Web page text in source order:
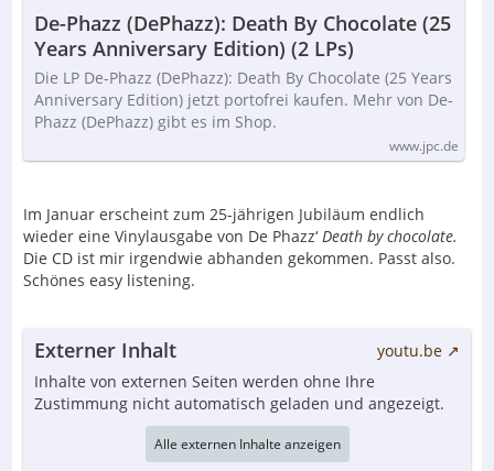
De-Phazz (DePhazz): Death By Chocolate (25
Years Anniversary Edition) (2 LPs)
Die LP De-Phazz (DePhazz): Death By Chocolate (25 Years
Anniversary Edition) jetzt portofrei kaufen. Mehr von De-
Phazz (DePhazz) gibt es im Shop.
www.jpc.de
Im Januar erscheint zum 25-jährigen Jubiläum endlich
wieder eine Vinylausgabe von De Phazz‘ Death by chocolate.
Die CD ist mir irgendwie abhanden gekommen. Passt also.
Schönes easy listening.
Externer Inhalt
youtu.be
Inhalte von externen Seiten werden ohne Ihre
Zustimmung nicht automatisch geladen und angezeigt.
Alle externen Inhalte anzeigen